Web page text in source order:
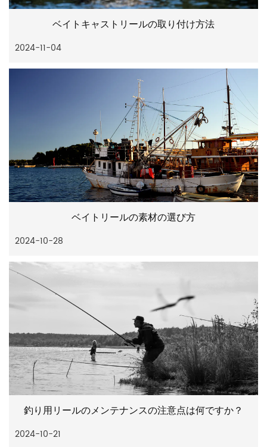
ベイトキャストリールの取り付け方法
2024-11-04
ベイトリールの素材の選び方
2024-10-28
釣り用リールのメンテナンスの注意点は何ですか？
2024-10-21